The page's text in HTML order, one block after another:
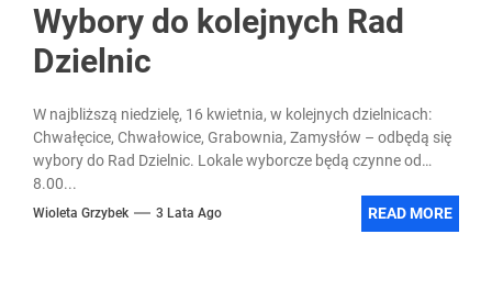
Wybory do kolejnych Rad
Dzielnic
W najbliższą niedzielę, 16 kwietnia, w kolejnych dzielnicach:
Chwałęcice, Chwałowice, Grabownia, Zamysłów – odbędą się
wybory do Rad Dzielnic. Lokale wyborcze będą czynne od
8.00...
Wioleta Grzybek 3 Lata Ago READ MORE